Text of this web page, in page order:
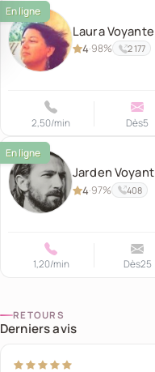
Laura Voyante
4·98% 2 177
2,50/min Dès5
Jarden Voyant
4·97% 408
1,20/min Dès25
RETOURS
Derniers avis